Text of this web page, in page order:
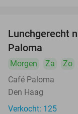
Lunchgerecht
Paloma
Morgen Za Zo
Café Paloma
Den Haag
Verkocht: 125